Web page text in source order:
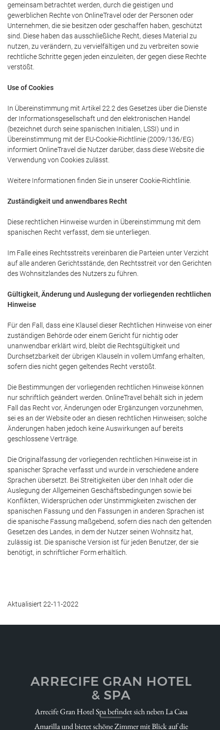
gemeinsam betrachtet werden, durch die geistigen und
gewerblichen Rechte von OnlineTravel oder der Personen oder
Unternehmen, die sie besitzen oder geschaffen haben, geschützt
sind. Diese haben das ausschließliche Recht, dieses Material zu
nutzen, zu verändern, zu vervielfältigen und zu verbreiten sowie
rechtliche Schritte gegen jeden einzuleiten, der gegen diese Rechte
verstößt.
Use of Cookies
In Übereinstimmung mit Artikel 22.2 des Gesetzes über die Dienste
der Informationsgesellschaft und den elektronischen Handel
(bezeichnet durch seine spanischen Initialen, LSSI) und in
Übereinstimmung mit der EU-Cookie-Richtlinie (2009/136/EG)
informiert OnlineTravel die Nutzer darüber, dass diese Website die
Verwendung von Cookies zulässt.
Weitere Informationen finden Sie in unserer Cookie-Richtlinie.
Zuständigkeit und anwendbares Recht
Diese rechtlichen Hinweise wurden in Übereinstimmung mit dem
spanischen Recht verfasst, dem sie unterliegen.
Im Falle eines Rechtsstreits vereinbaren die Parteien unter Verzicht
auf alle anderen Gerichtsstände, den Rechtsstreit vor den Gerichten
des Wohnsitzlandes des Nutzers zu führen.
Gültigkeit, Änderung und Auslegung der vorliegenden rechtlichen
Hinweise
Für den Fall, dass eine Klausel dieser Rechtlichen Hinweise von einer
zuständigen Behörde oder einem Gericht für nichtig oder
unanwendbar erklärt wird, bleibt die Rechtsgültigkeit und
Durchsetzbarkeit der übrigen Klauseln in vollem Umfang erhalten,
sofern dies nicht gegen geltendes Recht verstößt.
Die Bestimmungen der vorliegenden rechtlichen Hinweise können
nur schriftlich geändert werden. OnlineTravel behält sich in jedem
Fall das Recht vor, Änderungen oder Ergänzungen vorzunehmen,
sei es an der Website oder an diesen rechtlichen Hinweisen; solche
Änderungen haben jedoch keine Auswirkungen auf bereits
geschlossene Verträge.
Die Originalfassung der vorliegenden rechtlichen Hinweise ist in
spanischer Sprache verfasst und wurde in verschiedene andere
Sprachen übersetzt. Bei Streitigkeiten über den Inhalt oder die
Auslegung der Allgemeinen Geschäftsbedingungen sowie bei
Konflikten, Widersprüchen oder Unstimmigkeiten zwischen der
spanischen Fassung und den Fassungen in anderen Sprachen ist
die spanische Fassung maßgebend, sofern dies nach den geltenden
Gesetzen des Landes, in dem der Nutzer seinen Wohnsitz hat,
zulässig ist. Die spanische Version ist für jeden Benutzer, der sie
benötigt, in schriftlicher Form erhältlich.
Aktualisiert 22-11-2022
ARRECIFE GRAN HOTEL
& SPA
Arrecife Gran Hotel Spa befindet sich neben La Casa
Amarilla und bietet schöne Zimmer mit Blick auf die